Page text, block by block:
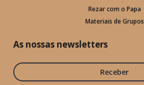
Rezar com o Papa
Materiais de Grupos
As nossas newsletters
Receber